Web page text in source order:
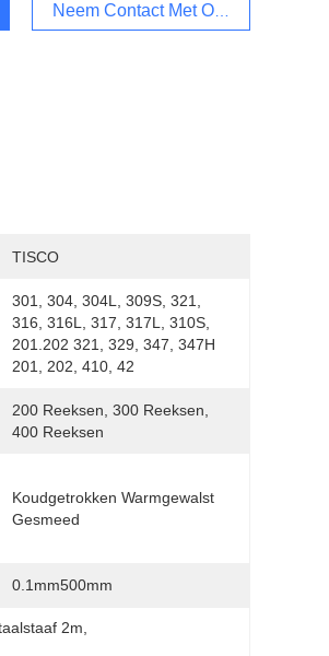
Neem Contact Met Ons Op
TISCO
301, 304, 304L, 309S, 321,
316, 316L, 317, 317L, 310S,
201.202 321, 329, 347, 347H
201, 202, 410, 42
200 Reeksen, 300 Reeksen,
400 Reeksen
Koudgetrokken Warmgewalst
Gesmeed
0.1mm500mm
2m